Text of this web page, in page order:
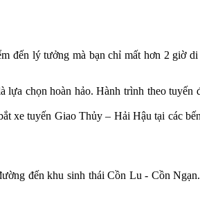
lý tưởng mà bạn chỉ mất hơn 2 giờ
chọn hoàn hảo. Hành trình theo
xe tuyến Giao Thủy – Hải Hậu tại các
đến khu sinh thái Cồn Lu - Cồn